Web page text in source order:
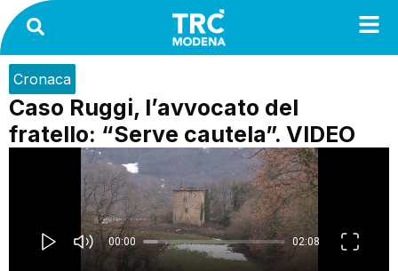
Cronaca
Caso Ruggi, l’avvocato del
fratello: “Serve cautela”. VIDEO